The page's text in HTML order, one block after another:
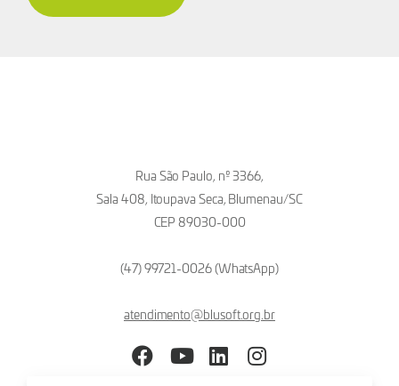
Rua São Paulo, nº 3366,
Sala 408, Itoupava Seca, Blumenau/SC
CEP 89030-000
(47) 99721-0026 (WhatsApp)
atendimento@blusoft.org.br